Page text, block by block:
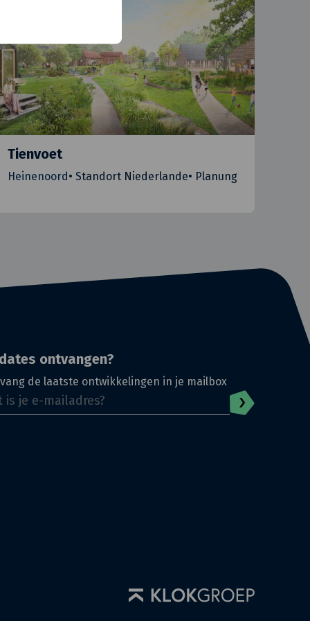
Tienvoet
Heinenoord• Standort Niederlande• Planung
ontvangen?
de laatste ontwikkelingen in je mailbox